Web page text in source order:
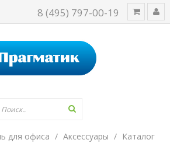
8 (495) 797-00-19
для офиса Аксессуары
Каталог